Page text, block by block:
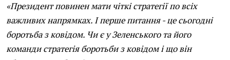
«Президент повинен мати чіткі стратегії по всіх
важливих напрямках. І перше питання - це сьогодні
боротьба з ковідом. Чи є у Зеленського та його
команди стратегія боротьби з ковідом і що він